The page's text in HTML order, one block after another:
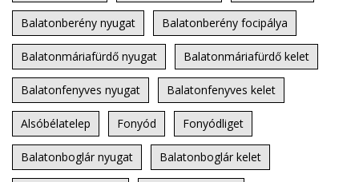
Balatonberény nyugat Balatonberény focipálya
Balatonmáriafürdő nyugat Balatonmáriafürdő kelet
Balatonfenyves nyugat Balatonfenyves kelet
Alsóbélatelep Fonyód Fonyódliget
Balatonboglár nyugat Balatonboglár kelet